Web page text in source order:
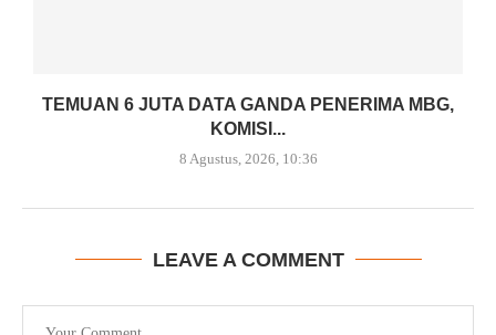
TEMUAN 6 JUTA DATA GANDA PENERIMA MBG,
KOMISI...
8 Agustus, 2026, 10:36
LEAVE A COMMENT